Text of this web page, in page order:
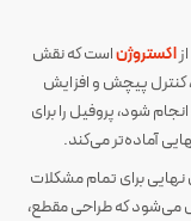
اکستروژناست که نقش
پیچش و افزایش
شود، پروفیل را برای
آماده‌تر می‌کند.
نهایی برای تمام مشکلات
می‌شود که طراحی مقطع،